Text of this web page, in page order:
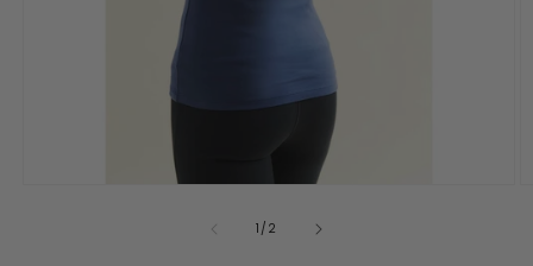
1 /af
2